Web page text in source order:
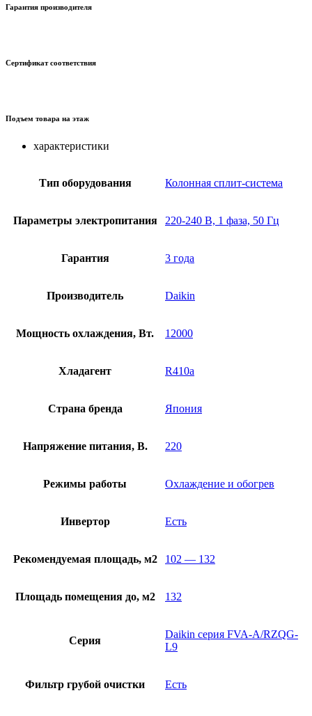
Гарантия производителя
Сертификат соответствия
Подъем товара на этаж
характеристики
Тип оборудования Колонная сплит-система
Параметры электропитания 220-240 В, 1 фаза, 50 Гц
Гарантия 3 года
Производитель Daikin
Мощность охлаждения, Вт. 12000
Хладагент R410a
Страна бренда Япония
Напряжение питания, В. 220
Режимы работы Охлаждение и обогрев
Инвертор Есть
Рекомендуемая площадь, м2 102 — 132
Площадь помещения до, м2 132
Серия
Daikin серия FVA-A/RZQG-
L9
Фильтр грубой очистки Есть